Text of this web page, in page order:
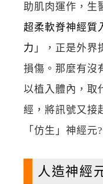
助肌肉運作，生
超柔軟脊神經質
力 」，正是外界
損傷。那麼有沒
以植入體內，取
經，將訊號又接
「仿生」神經元?
人造神經